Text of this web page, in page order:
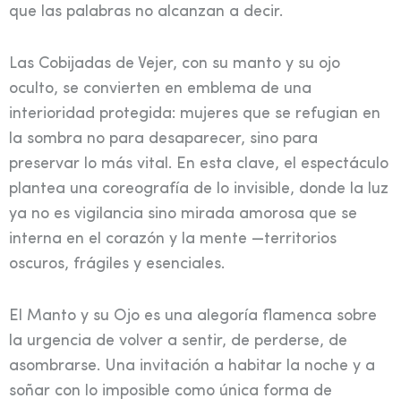
que las palabras no alcanzan a decir.
Las Cobijadas de Vejer, con su manto y su ojo
oculto, se convierten en emblema de una
interioridad protegida: mujeres que se refugian en
la sombra no para desaparecer, sino para
preservar lo más vital. En esta clave, el espectáculo
plantea una coreografía de lo invisible, donde la luz
ya no es vigilancia sino mirada amorosa que se
interna en el corazón y la mente —territorios
oscuros, frágiles y esenciales.
El Manto y su Ojo es una alegoría flamenca sobre
la urgencia de volver a sentir, de perderse, de
asombrarse. Una invitación a habitar la noche y a
soñar con lo imposible como única forma de